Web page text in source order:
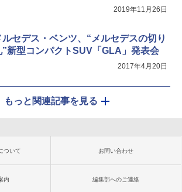
2019年11月26日
ルセデス・ベンツ、“メルセデスの切り
”新型コンパクトSUV「GLA」発表会
2017年4月20日
もっと関連記事を見る
ついて お問い合わせ
内 編集部へのご連絡